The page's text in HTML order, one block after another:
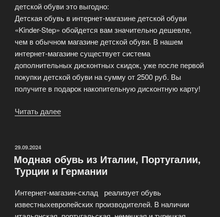
детской обуви это выгодно:
Детская обувь в интернет-магазине детской обуви
«Kinder-Step» обойдется вам значительно дешевле,
чем в обычном магазине детской обуви. В нашем
интернет-магазине существует система
дополнительных дисконтных скидок, уже после первой
покупки детской обуви на сумму от 2500 руб. Вы
получите в подарок накопительную дисконтную карту!
Читать далее
магазине
ABCShose»
ОПУБЛИКОВАНО
29.09.2024
Модная обувь из Италии, Португалии,
Турции и Германии
Интернет-магазин-склад реализует обувь
известныхевропейских производителей. В наличии